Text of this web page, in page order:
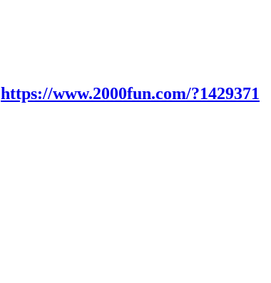
https://www.2000fun.com/?1429371